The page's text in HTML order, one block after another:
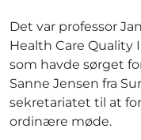
Det var professor
Health Care Quality
som havde sørget
Sanne Jensen fra
sekretariatet til at
ordinære møde.